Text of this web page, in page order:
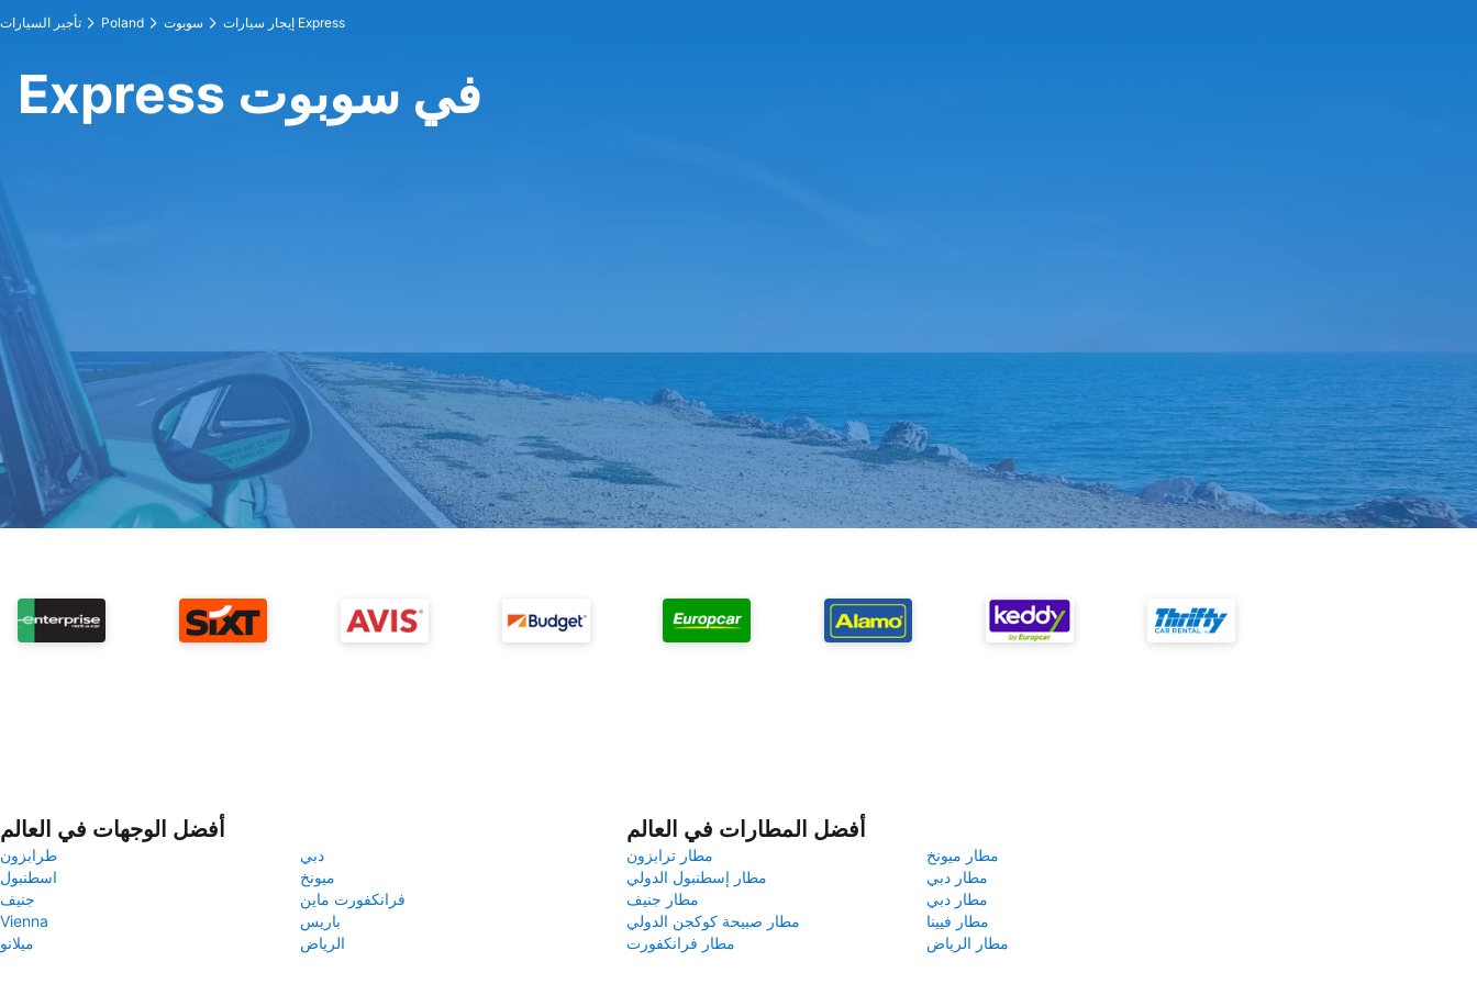
تأجير السيارات Poland سوبوت إيجار سيارات Express
Express في سوبوت
أفضل الوجهات في العالم
طرابزون
دبي
اسطنبول
ميونخ
جنيف
فرانكفورت ماين
Vienna
باريس
ميلانو
الرياض
أفضل المطارات في العالم
مطار ترابزون
مطار ميونخ
مطار إسطنبول الدولي
مطار دبي
مطار جنيف
مطار دبي
مطار صبيحة كوكجن الدولي
مطار فيينا
مطار فرانكفورت
مطار الرياض